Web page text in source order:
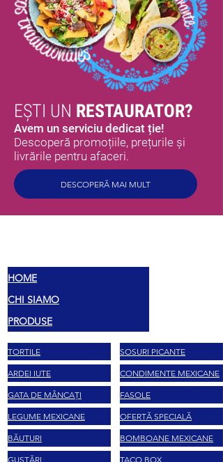
EȘTI UN RESTAURATOR?
Avem un serviciu dedicat ție!
Descoperă promoțiile, prețurile și
livrările pentru afaceri.
DESCOPERĂ MAI MULT
HOME
CHI SIAMO
PRODUSE
TORTILE
ARDEI IUTE
GATA DE MÂNCAȚI
LEGUME MEXICANE
BĂUTURI
GUSTĂRI
SOSURI PICANTE
CONDIMENTE MEXICANE
FASOLE
OFERTĂ SPECIALĂ
BOMBOANE MEXICANE
TACO BOX